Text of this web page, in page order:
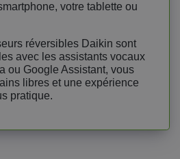
votre tablette ou
réversibles Daikin sont
avec les assistants vocaux
ou Google Assistant, vous
libres et une expérience
pratique.